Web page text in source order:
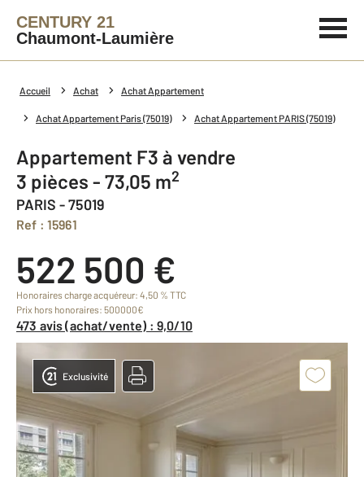
CENTURY 21
Chaumont-Laumière
Accueil Achat Achat Appartement
Achat Appartement Paris (75019) Achat Appartement PARIS (75019)
Appartement F3 à vendre
3 pièces - 73,05 m2
PARIS - 75019
Ref : 15961
522 500 €
Honoraires charge acquéreur: 4,50 % TTC
Prix hors honoraires: 500000€
473 avis (achat/vente) : 9,0/10
Exclusivité